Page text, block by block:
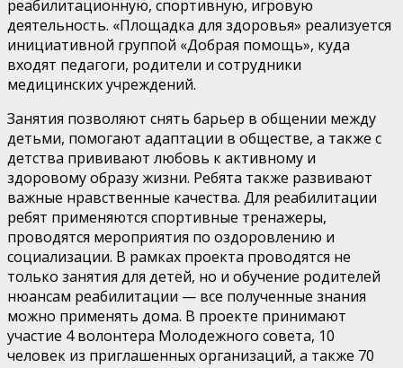
реабилитационную, спортивную, игровую
деятельность. «Площадка для здоровья» реализуется
инициативной группой «Добрая помощь», куда
входят педагоги, родители и сотрудники
медицинских учреждений.
Занятия позволяют снять барьер в общении между
детьми, помогают адаптации в обществе, а также с
детства прививают любовь к активному и
здоровому образу жизни. Ребята также развивают
важные нравственные качества. Для реабилитации
ребят применяются спортивные тренажеры,
проводятся мероприятия по оздоровлению и
социализации. В рамках проекта проводятся не
только занятия для детей, но и обучение родителей
нюансам реабилитации — все полученные знания
можно применять дома. В проекте принимают
участие 4 волонтера Молодежного совета, 10
человек из приглашенных организаций, а также 70